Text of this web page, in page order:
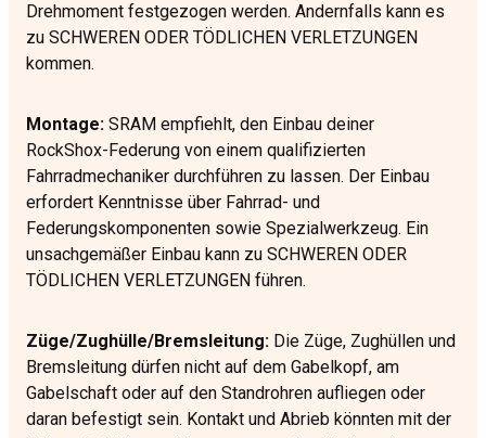
Drehmoment festgezogen werden. Andernfalls kann es
zu SCHWEREN ODER TÖDLICHEN VERLETZUNGEN
kommen.
Montage: SRAM empfiehlt, den Einbau deiner
RockShox-Federung von einem qualifizierten
Fahrradmechaniker durchführen zu lassen. Der Einbau
erfordert Kenntnisse über Fahrrad- und
Federungskomponenten sowie Spezialwerkzeug. Ein
unsachgemäßer Einbau kann zu SCHWEREN ODER
TÖDLICHEN VERLETZUNGEN führen.
Züge/Zughülle/Bremsleitung: Die Züge, Zughüllen und
Bremsleitung dürfen nicht auf dem Gabelkopf, am
Gabelschaft oder auf den Standrohren aufliegen oder
daran befestigt sein. Kontakt und Abrieb könnten mit der